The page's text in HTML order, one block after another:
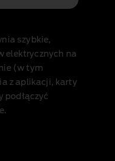
szybkie,
elektrycznych na
(w tym
z aplikacji, karty
podłączyć